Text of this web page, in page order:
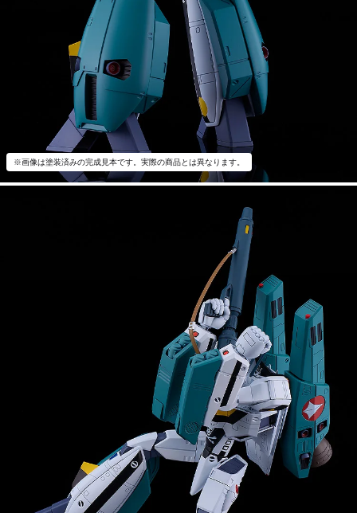
※画像は塗装済みの完成見本です。実際の商品とは異なります。